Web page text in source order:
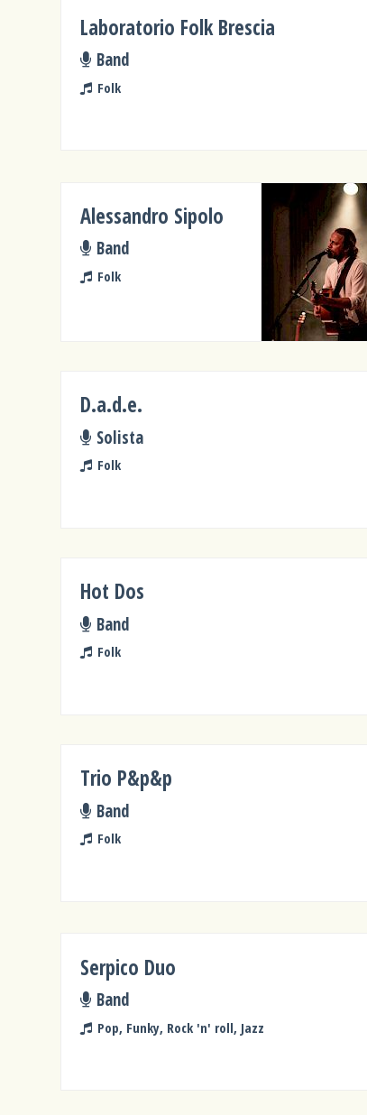
Laboratorio Folk Brescia
Band
Folk
Alessandro Sipolo
Band
Folk
D.a.d.e.
Solista
Folk
Hot Dos
Band
Folk
Trio P&p&p
Band
Folk
Serpico Duo
Band
Pop, Funky, Rock 'n' roll, Jazz